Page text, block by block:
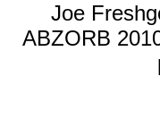
Joe
ABZORB